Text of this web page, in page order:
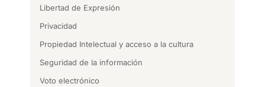
Libertad de Expresión
Privacidad
Propiedad Intelectual y acceso a la cultura
Seguridad de la información
Voto electrónico